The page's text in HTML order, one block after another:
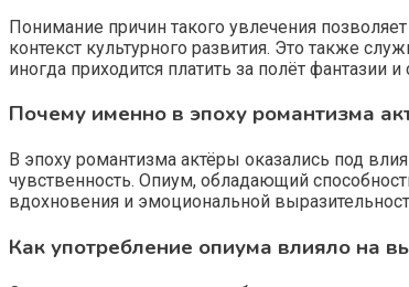
Понимание причин такого увлечения
контекст культурного развития. Это также
иногда приходится платить за полёт фантазии и
Почему именно в эпоху романтизма
В эпоху романтизма актёры оказались под
чувственность. Опиум, обладающий
вдохновения и эмоциональной
Как употребление опиума влияло на